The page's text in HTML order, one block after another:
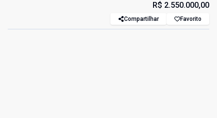
R$ 2.550.000,00
Compartilhar Favorito